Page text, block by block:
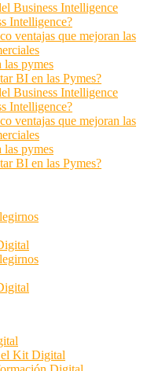
Business Intelligence
Intelligence?
ventajas que mejoran las
las pymes
BI en las Pymes?
Business Intelligence
Intelligence?
ventajas que mejoran las
las pymes
BI en las Pymes?
el Kit Digital